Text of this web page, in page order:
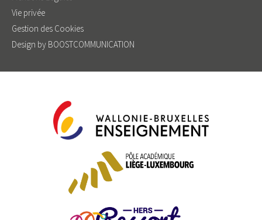
Vie privée
Gestion des Cookies
Design by BOOSTCOMMUNICATION